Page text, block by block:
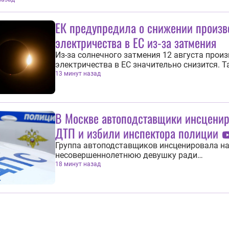
камикадзе ударил по движущемуся легковому
горе — водитель...ЕК предупредила о снижении
электричества в ЕС из-за затмения
Из-за солнечного затмения 12 августа
электричества в ЕС значительно снизится.
заявление 6 августа сделала представитель
электрогенерацию в ЕС. Поэтому в рамках
координационной сети операторов...
13 минут назад
В Москве автоподставщики
ДТП и избили инспектора полиции
Группа автоподставщиков инсценировала
несовершеннолетнюю девушку ради
вымогательства денег у водителя, а затем
Преступление было совершено еще 28 июня.
18 минут назад